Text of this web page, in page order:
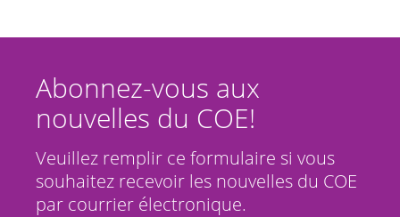
Abonnez-vous aux
nouvelles du COE!
Veuillez remplir ce formulaire si vous
souhaitez recevoir les nouvelles du COE
par courrier électronique.